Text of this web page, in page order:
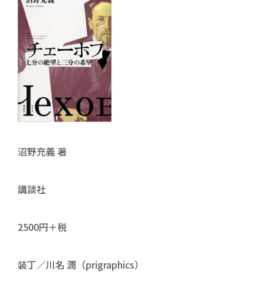
沼野充義 著
講談社
2500円＋税
装丁／川名 潤（prigraphics）